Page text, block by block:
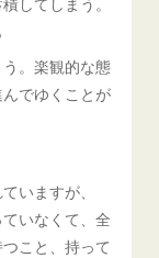
。楽観的な態
でゆくことが
いますが、
いなくて、全
こと、持って